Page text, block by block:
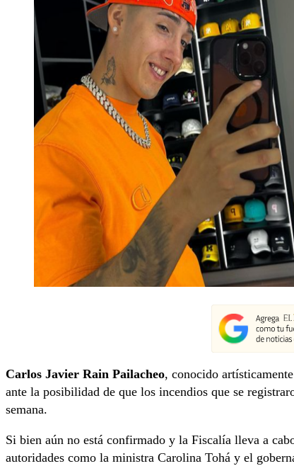
Carlos Javier Rain Pailacheo, conocido
ante la posibilidad de que los incendios que se
semana.
Si bien aún no está confirmado y la Fiscalía lleva a
autoridades como la ministra Carolina Tohá y el